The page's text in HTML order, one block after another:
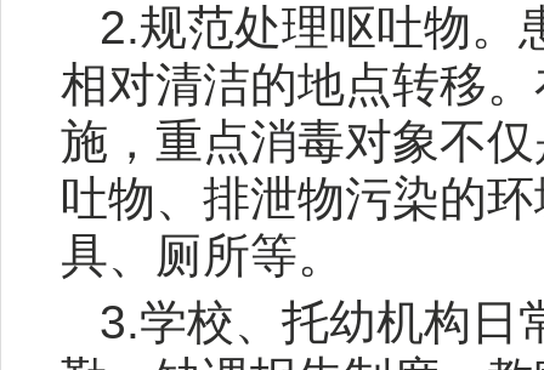
2.规范处理呕吐物。
相对清洁的地点转移
施，重点消毒对象不
吐物、排泄物污染的
具、厕所等。
3.学校、托幼机构日